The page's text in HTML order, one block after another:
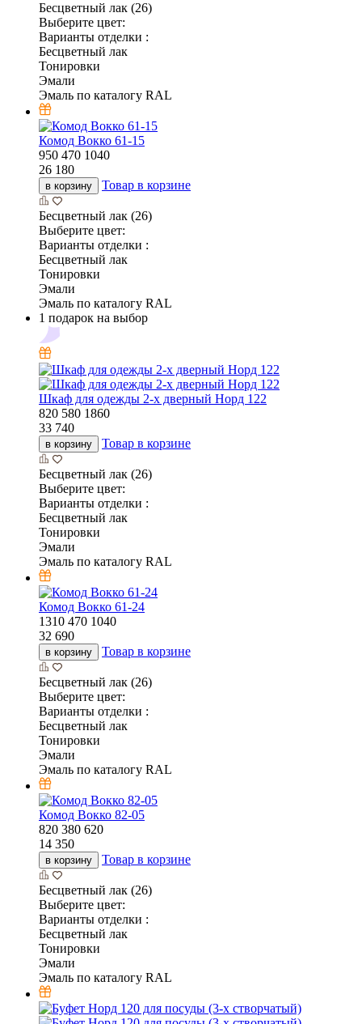
Бесцветный лак (26)
Выберите цвет:
Варианты отделки :
Бесцветный лак
Тонировки
Эмали
Эмаль по каталогу RAL
Комод Вокко 61-15
950 470 1040
26 180
в корзину Товар в корзине
Бесцветный лак (26)
Выберите цвет:
Варианты отделки :
Бесцветный лак
Тонировки
Эмали
Эмаль по каталогу RAL
1 подарок на выбор
Шкаф для одежды 2-х дверный Норд 122
820 580 1860
33 740
в корзину Товар в корзине
Бесцветный лак (26)
Выберите цвет:
Варианты отделки :
Бесцветный лак
Тонировки
Эмали
Эмаль по каталогу RAL
Комод Вокко 61-24
1310 470 1040
32 690
в корзину Товар в корзине
Бесцветный лак (26)
Выберите цвет:
Варианты отделки :
Бесцветный лак
Тонировки
Эмали
Эмаль по каталогу RAL
Комод Вокко 82-05
820 380 620
14 350
в корзину Товар в корзине
Бесцветный лак (26)
Выберите цвет:
Варианты отделки :
Бесцветный лак
Тонировки
Эмали
Эмаль по каталогу RAL